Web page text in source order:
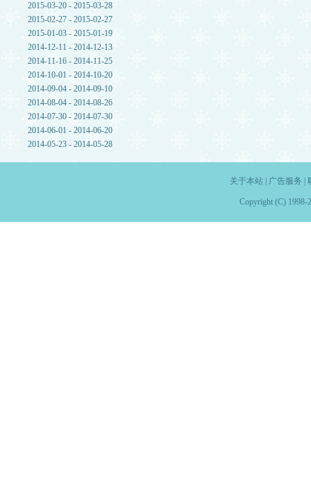
2015-03-20 - 2015-03-28
2015-02-27 - 2015-02-27
2015-01-03 - 2015-01-19
2014-12-11 - 2014-12-13
2014-11-16 - 2014-11-25
2014-10-01 - 2014-10-20
2014-09-04 - 2014-09-10
2014-08-04 - 2014-08-26
2014-07-30 - 2014-07-30
2014-06-01 - 2014-06-20
2014-05-23 - 2014-05-28
关于本站| 广告服务
Copyright (C) 1998-